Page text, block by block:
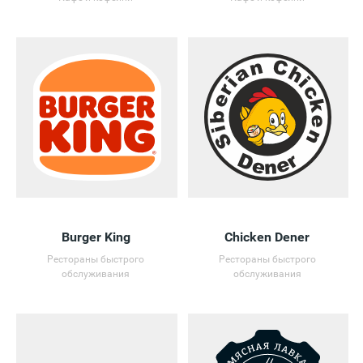
Burger King
Рестораны быстрого
обслуживания
Chicken Dener
Рестораны быстрого
обслуживания